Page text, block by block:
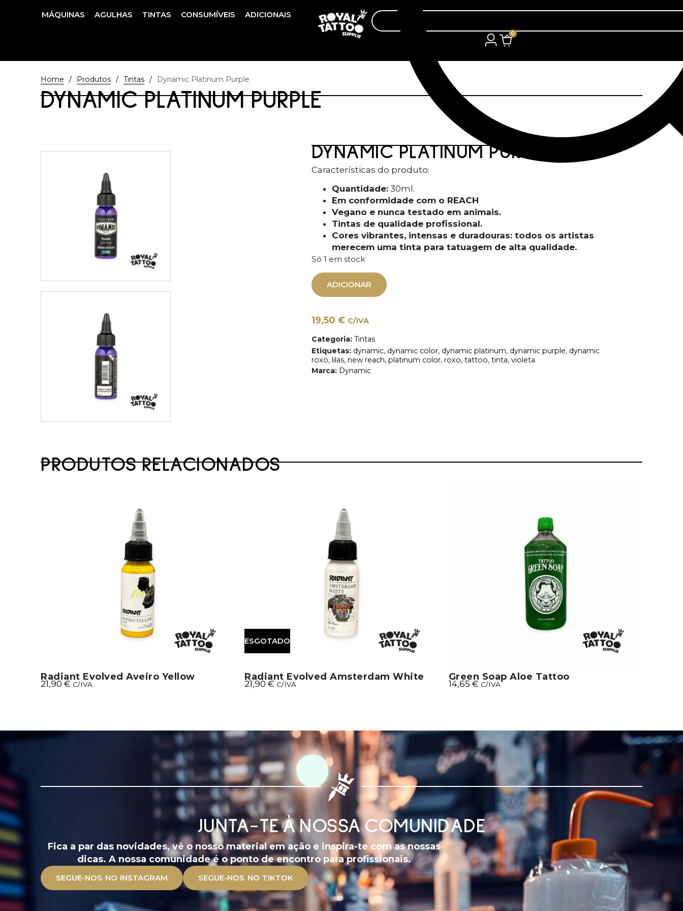
MÁQUINAS AGULHAS TINTAS CONSUMÍVEIS ADICIONAIS
0
Home / Produtos / Tintas / Dynamic Platinum Purple
DYNAMIC PLATINUM PURPLE
DYNAMIC PLATINUM PURPLE
Características do produto:
Quantidade:30ml.
Em conformidade com o REACH
Vegano e nunca testado em animais.
Tintas de qualidade profissional.
Cores vibrantes, intensas e duradouras: todos os artistas
merecem uma tinta para tatuagem de alta qualidade.
Só 1 em stock
ADICIONAR
19,50 € C/IVA
Categoria: Tintas
Etiquetas: dynamic, dynamic color, dynamic platinum, dynamic purple, dynamic
roxo, lilas, new reach, platinum color, roxo, tattoo, tinta, violeta
Marca: Dynamic
PRODUTOS RELACIONADOS
Radiant Evolved Aveiro Yellow
21,90 € C/IVA
ESGOTADO
Radiant Evolved Amsterdam White
21,90€ C/IVA
Green Soap Aloe Tattoo
14,65 € C/IVA
JUNTA-TE À NOSSA COMUNIDADE
Fica a par das novidades, vê o nosso material em ação e inspira-te com as nossas
dicas. A nossa comunidade é o ponto de encontro para profissionais.
SEGUE-NOS NO INSTAGRAM SEGUE-NOS NO TIKTOK